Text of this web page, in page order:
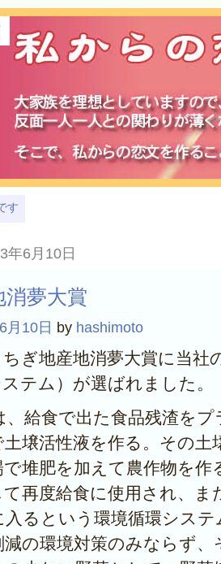
す
年6月10日
消夢大賞
月10日 by hashimoto
ぎ地産地消夢大賞に当社
テム）が選ばれました。
、給食で出た食品残渣をプ
壌活性液を作る。その土
で堆肥を加えて農作物を作
再度給食に使用され、ま
入るという環境循環シス
減の環境対策のみならず